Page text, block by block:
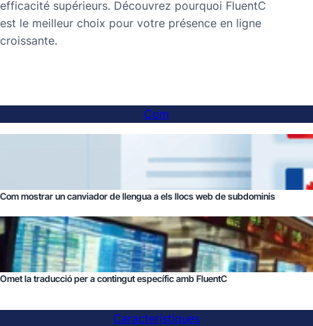
efficacité supérieurs. Découvrez pourquoi FluentC
est le meilleur choix pour votre présence en ligne
croissante.
Com
Com mostrar un canviador de llengua a els llocs web de subdominis
Omet la traducció per a contingut específic amb FluentC
Característiques